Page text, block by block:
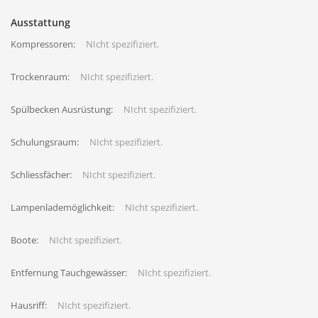
Ausstattung
Kompressoren: NIcht spezifiziert.
Trockenraum: NIcht spezifiziert.
Spülbecken Ausrüstung: NIcht spezifiziert.
Schulungsraum: NIcht spezifiziert.
Schliessfächer: NIcht spezifiziert.
Lampenlademöglichkeit: NIcht spezifiziert.
Boote: NIcht spezifiziert.
Entfernung Tauchgewässer: NIcht spezifiziert.
Hausriff: NIcht spezifiziert.